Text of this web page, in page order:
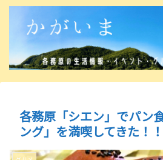
各務原「シエン」でパン
ング」を満喫してきた！！